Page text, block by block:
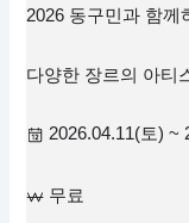
2026 동구민과 함께
다양한 장르의 아티
2026.04.11(토) ~
무료